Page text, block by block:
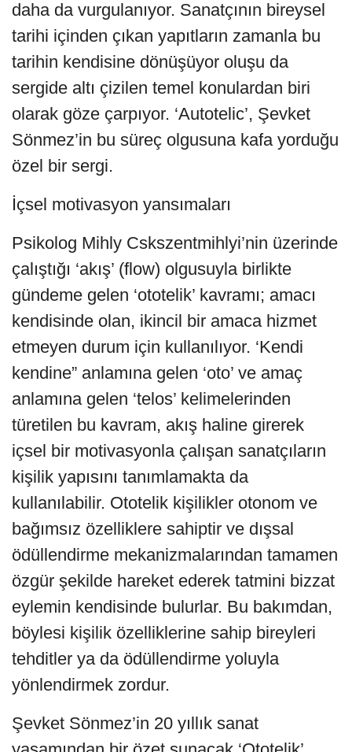
daha da vurgulanıyor. Sanatçının bireysel
tarihi içinden çıkan yapıtların zamanla bu
tarihin kendisine dönüşüyor oluşu da
sergide altı çizilen temel konulardan biri
olarak göze çarpıyor. ‘Autotelic’, Şevket
Sönmez’in bu süreç olgusuna kafa yorduğu
özel bir sergi.
İçsel motivasyon yansımaları
Psikolog Mihly Cskszentmihlyi’nin üzerinde
çalıştığı ‘akış’ (flow) olgusuyla birlikte
gündeme gelen ‘ototelik’ kavramı; amacı
kendisinde olan, ikincil bir amaca hizmet
etmeyen durum için kullanılıyor. ‘Kendi
kendine” anlamına gelen ‘oto’ ve amaç
anlamına gelen ‘telos’ kelimelerinden
türetilen bu kavram, akış haline girerek
içsel bir motivasyonla çalışan sanatçıların
kişilik yapısını tanımlamakta da
kullanılabilir. Ototelik kişilikler otonom ve
bağımsız özelliklere sahiptir ve dışsal
ödüllendirme mekanizmalarından tamamen
özgür şekilde hareket ederek tatmini bizzat
eylemin kendisinde bulurlar. Bu bakımdan,
böylesi kişilik özelliklerine sahip bireyleri
tehditler ya da ödüllendirme yoluyla
yönlendirmek zordur.
Şevket Sönmez’in 20 yıllık sanat